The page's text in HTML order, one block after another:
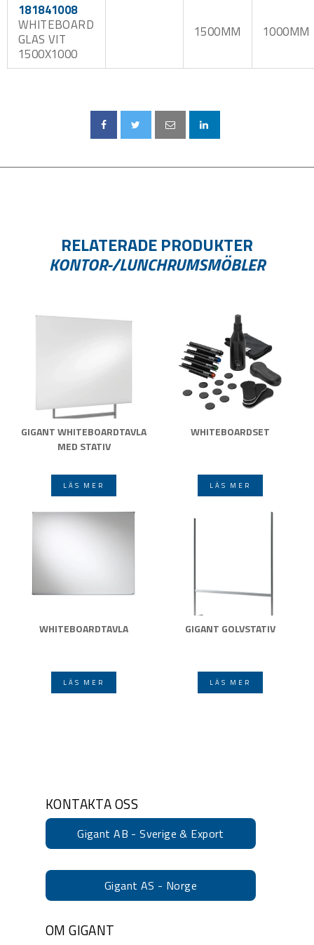
181841008
WHITEBOARD
GLAS VIT
1500X1000
1500MM 1000MM
RELATERADE PRODUKTER
KONTOR-/LUNCHRUMSMÖBLER
GIGANT WHITEBOARDTAVLA
MED STATIV
LÄS MER
WHITEBOARDSET
LÄS MER
WHITEBOARDTAVLA
LÄS MER
GIGANT GOLVSTATIV
LÄS MER
KONTAKTA OSS
Gigant AB - Sverige & Export
Gigant AS - Norge
OM GIGANT